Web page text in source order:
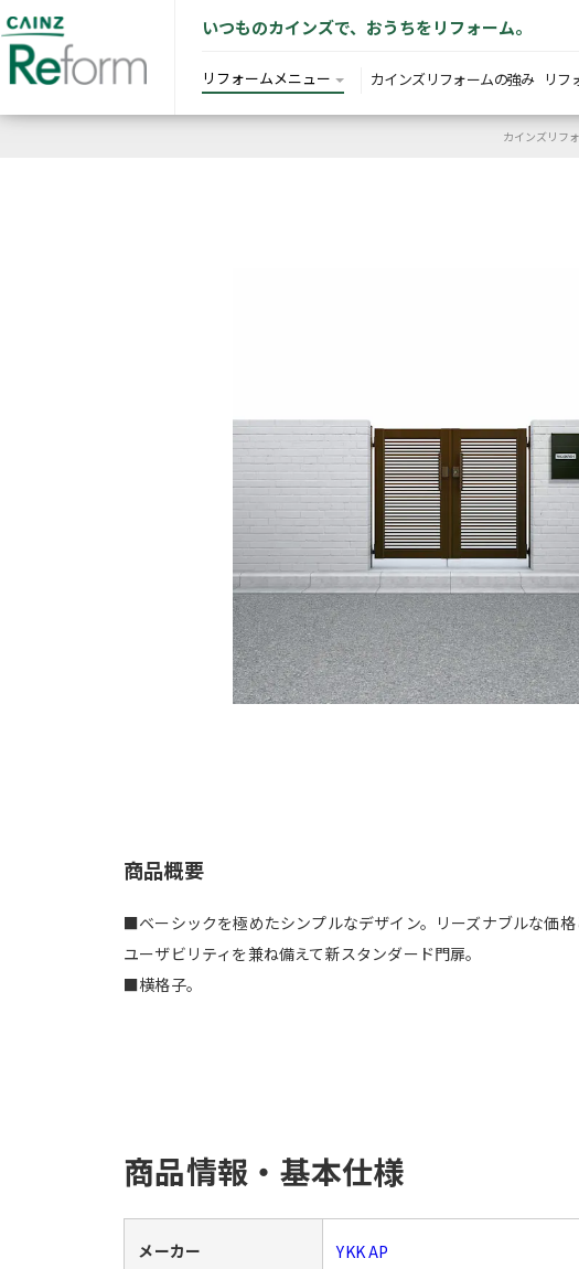
いつものカインズで、おうちをリフォーム。
リフォームメニュー カインズリフォームの強み リフ
カインズリフ
商品概要
■ベーシックを極めたシンプルなデザイン。リーズナブルな価格
ユーザビリティを兼ね備えて新スタンダード門扉。
■横格子。
商品情報・基本仕様
メーカー YKK AP